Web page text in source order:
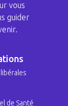
vous
guider
de Santé